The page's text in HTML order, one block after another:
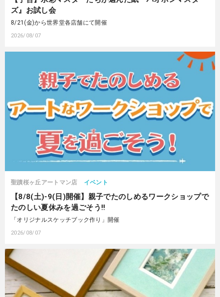
ズ』お試し会
8/21(金)から世界堂各店舗にて開催
2026/08/07
聖蹟桜ヶ丘アートマン店 イベント
【8/8(土)-9(日)開催】親子でたのしめるワークショップで
たのしい夏休みを過ごそう‼
「オリジナルスケッチブック作り」開催
2026/08/07